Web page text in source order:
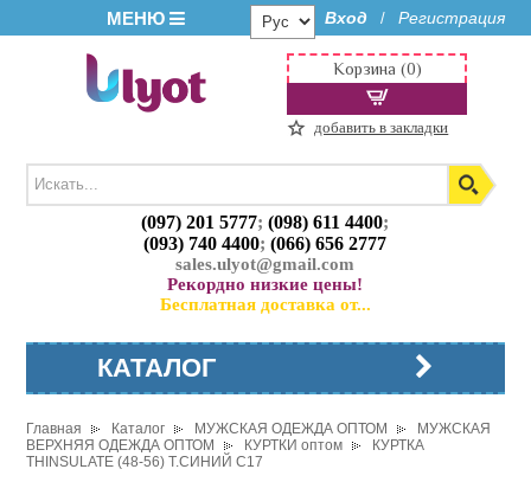
МЕНЮ Вход / Регистрация
(097) 201 5777;(098) 611 4400;
(093) 740 4400;(066) 656 2777
sales.ulyot@gmail.com
Рекордно низкие цены!
Бесплатная доставка от...
Корзина (0)
добавить в закладки
КАТАЛОГ
Главная Каталог МУЖСКАЯ ОДЕЖДА ОПТОМ
МУЖСКАЯ
ВЕРХНЯЯ ОДЕЖДА ОПТОМ
КУРТКИ оптом
КУРТКА
THINSULATE (48-56) Т.СИНИЙ C17